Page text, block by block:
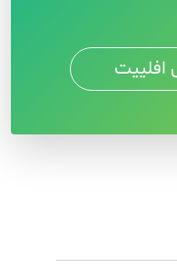
افلییت